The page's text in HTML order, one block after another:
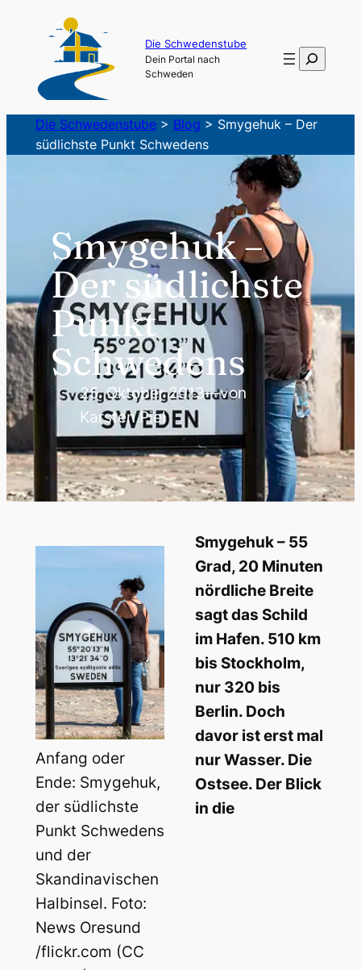
springen
Die Schwedenstube
Dein Portal nach
Schweden
Suchen
Die Schwedenstube> Blog > Smygehuk – Der
südlichste Punkt Schwedens
Smygehuk –
Der südlichste
Punkt
Schwedens
25. Oktober 2013—von
Karsten Piel
Anfang oder
Ende: Smygehuk,
der südlichste
Punkt Schwedens
und der
Skandinavischen
Halbinsel. Foto:
News Oresund
/flickr.com (CC
Smygehuk – 55
Grad, 20 Minuten
nördliche Breite
sagt das Schild
im Hafen. 510 km
bis Stockholm,
nur 320 bis
Berlin. Doch
davor ist erst mal
nur Wasser. Die
Ostsee. Der Blick
in die